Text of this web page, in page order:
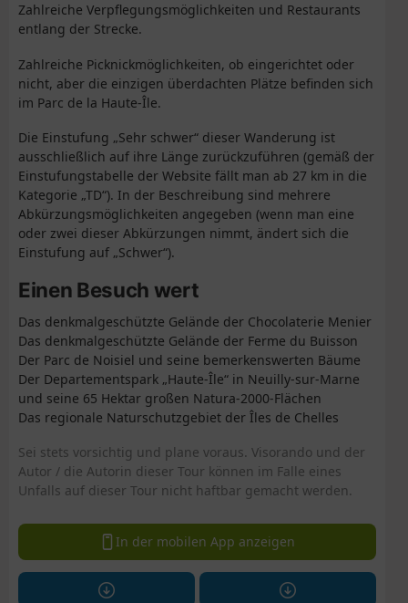
Zahlreiche Verpflegungsmöglichkeiten und Restaurants
entlang der Strecke.
Zahlreiche Picknickmöglichkeiten, ob eingerichtet oder
nicht, aber die einzigen überdachten Plätze befinden sich
im Parc de la Haute-Île.
Die Einstufung „Sehr schwer“ dieser Wanderung ist
ausschließlich auf ihre Länge zurückzuführen (gemäß der
Einstufungstabelle der Website fällt man ab 27 km in die
Kategorie „TD“). In der Beschreibung sind mehrere
Abkürzungsmöglichkeiten angegeben (wenn man eine
oder zwei dieser Abkürzungen nimmt, ändert sich die
Einstufung auf „Schwer“).
Einen Besuch wert
Das denkmalgeschützte Gelände der Chocolaterie Menier
Das denkmalgeschützte Gelände der Ferme du Buisson
Der Parc de Noisiel und seine bemerkenswerten Bäume
Der Departementspark „Haute-Île“ in Neuilly-sur-Marne
und seine 65 Hektar großen Natura-2000-Flächen
Das regionale Naturschutzgebiet der Îles de Chelles
Sei stets vorsichtig und plane voraus. Visorando und der
Autor / die Autorin dieser Tour können im Falle eines
Unfalls auf dieser Tour nicht haftbar gemacht werden.
In der mobilen App anzeigen